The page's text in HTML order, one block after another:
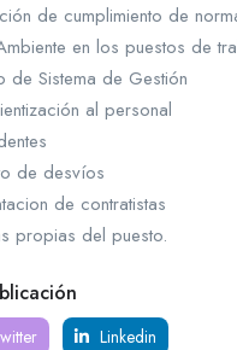
de cumplimiento de
en los puestos de
de Sistema de Gestión
al personal
de desvíos
de contratistas
propias del puesto.
Linkedin